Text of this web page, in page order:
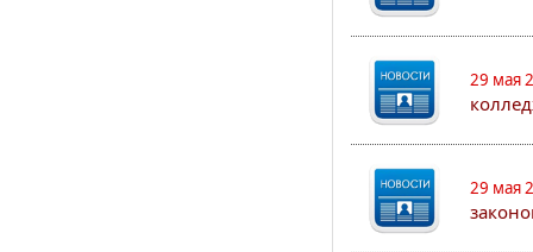
29 мая
29 мая